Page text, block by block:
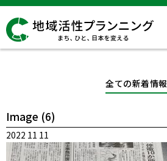
全ての新着情報
Image (6)
2022 11 11